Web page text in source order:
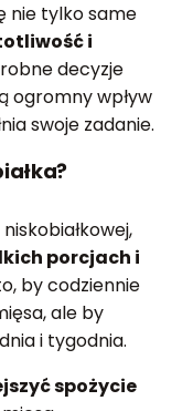
nie tylko same
i
decyzje
ogromny wpływ
swoje zadanie.
porcjach i
by codziennie
ale by
i tygodnia.
spożycie